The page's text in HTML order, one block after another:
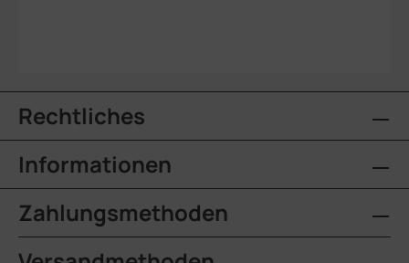
Rechtliches
Informationen
Zahlungsmethoden